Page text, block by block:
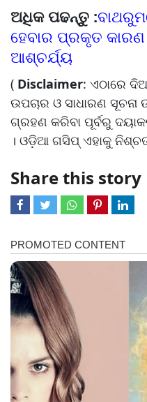
ଅଧିକ ପଢନ୍ତୁ :
ହେବାର ପ୍ରକୃତ
ଆଶ୍ଚର୍ଯ୍ୟ
( Disclaimer: ଏଠାରେ
ଉପଚାର ଓ ସାଧାରଣ
ଗ୍ରହଣ କରିବା ପୂର୍ବରୁ
। ଓଡ଼ିଆ ଗସିପ୍ ଏହାକୁ
Share this story